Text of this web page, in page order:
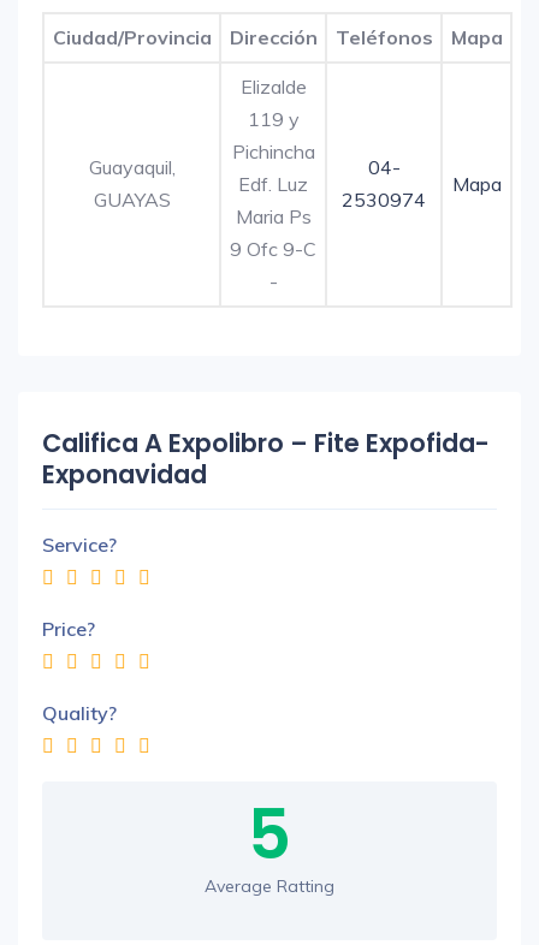
Ciudad/Provincia Dirección Teléfonos Mapa
Guayaquil,
GUAYAS
Elizalde
119 y
Pichincha
Edf. Luz
Maria Ps
9 Ofc 9-C
-
04-
2530974
Mapa
Califica A Expolibro – Fite Expofida-
Exponavidad
Service?
Price?
Quality?
5
Average Ratting